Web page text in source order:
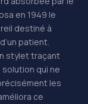
en 1949 le
destiné à
patient.
stylet traçant
qui ne
les
ce